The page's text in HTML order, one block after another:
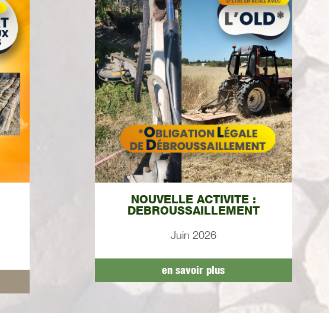
NOUVELLE ACTIVITE :
DEBROUSSAILLEMENT
Juin 2026
en savoir plus